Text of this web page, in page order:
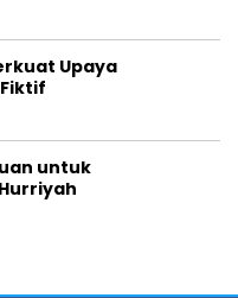
Upaya
untuk